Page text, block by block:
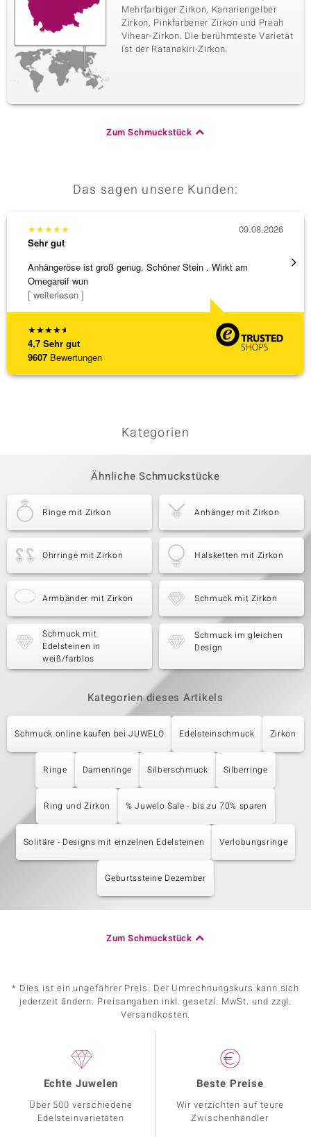
Mehrfarbiger Zirkon, Kanariengelber
Zirkon, Pinkfarbener Zirkon und Preah
Vihear-Zirkon. Die berühmteste Varietät
ist der Ratanakiri-Zirkon.
Zum Schmuckstück
Das sagen unsere Kunden:
★★★★★
4,7 Sehr gut
9607 Bewertungen
★★★★★
Sehr gut
Anhängeröse ist groß genug. Schöner Stein . Wirkt am
Omegareif wun
[ weiterlesen ]
09.08.2026
3 x
Kategorien
Ähnliche Schmuckstücke
Ringe mit Zirkon Anhänger mit Zirkon
Ohrringe mit Zirkon Halsketten mit Zirkon
Armbänder mit Zirkon Schmuck mit Zirkon
Schmuck mit
Edelsteinen in
weiß/farblos
Schmuck im gleichen
Design
Kategorien dieses Artikels
Schmuck online kaufen bei JUWELO Edelsteinschmuck Zirkon
Ringe Damenringe Silberschmuck Silberringe
Ring und Zirkon % Juwelo Sale - bis zu 70% sparen
Solitäre - Designs mit einzelnen Edelsteinen Verlobungsringe
Geburtssteine Dezember
Zum Schmuckstück
* Dies ist ein ungefährer Preis. Der Umrechnungskurs kann sich
jederzeit ändern. Preisangaben inkl. gesetzl. MwSt. und zzgl.
Versandkosten.
Echte Juwelen
Über 500 verschiedene
Edelsteinvarietäten
Beste Preise
Wir verzichten auf teure
Zwischenhändler